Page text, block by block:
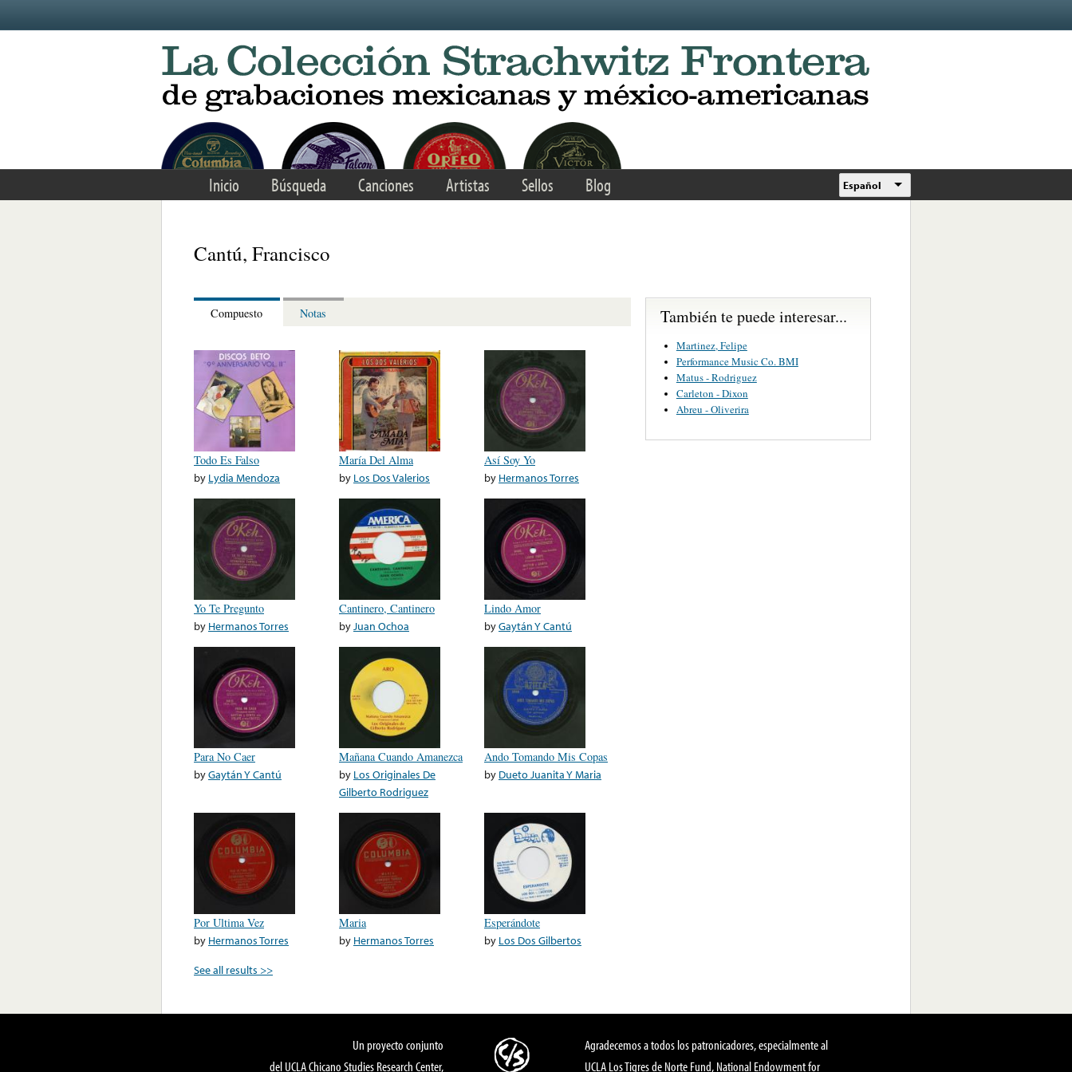
Inicio Búsqueda Canciones Artistas Sellos Blog Español
Cantú, Francisco
Compuesto Notas
Todo Es Falso
by Lydia Mendoza
María Del Alma
by Los Dos Valerios
Así Soy Yo
by Hermanos Torres
Yo Te Pregunto
by Hermanos Torres
Cantinero, Cantinero
byJuan Ochoa
Lindo Amor
byGaytán Y Cantú
Para No Caer
byGaytán Y Cantú
Mañana Cuando Amanezca
by Los Originales De
Gilberto Rodriguez
Ando Tomando Mis Copas
by Dueto Juanita Y Maria
Por Ultima Vez
by Hermanos Torres
Maria
by Hermanos Torres
Esperándote
by Los Dos Gilbertos
See all results >>
También te puede interesar...
Martinez, Felipe
Performance Music Co. BMI
Matus - Rodriguez
Carleton - Dixon
Abreu - Oliverira
Un proyecto conjunto
del UCLA Chicano Studies Research Center,
Agradecemos a todos los patronicadores, especialmente al
UCLA Los Tigres de Norte Fund, National Endowment for